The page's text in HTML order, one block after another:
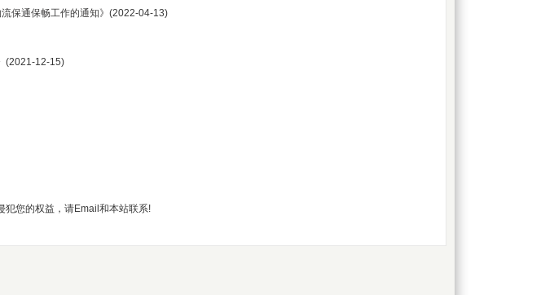
保通保畅工作的通知》 (2022-04-13)
(2021-12-15)
犯您的权益，请Email和本站联系!